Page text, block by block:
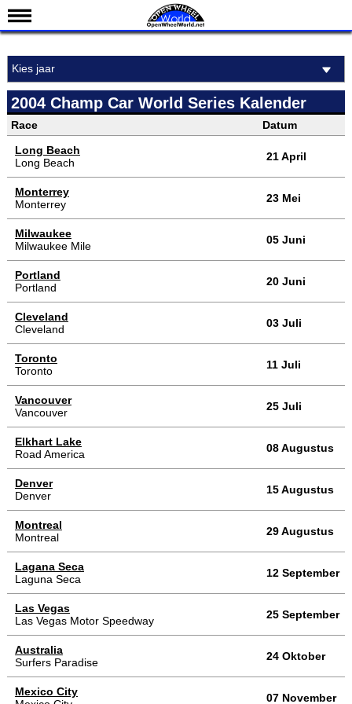
Kalender
Uitslagen
Standen
Coureurs
Teams
IndyCar 101
Indy 500
English
Kies jaar
2004 Champ Car World Series Kalender
Race
Datum
Long Beach
Long Beach
21 April
Monterrey
Monterrey
23 Mei
Milwaukee
Milwaukee Mile
05 Juni
Portland
Portland
20 Juni
Cleveland
Cleveland
03 Juli
Toronto
Toronto
11 Juli
Vancouver
Vancouver
25 Juli
Elkhart Lake
Road America
08 Augustus
Denver
Denver
15 Augustus
Montreal
Montreal
29 Augustus
Lagana Seca
Laguna Seca
12 September
Las Vegas
Las Vegas Motor Speedway
25 September
Australia
Surfers Paradise
24 Oktober
Mexico City
07 November